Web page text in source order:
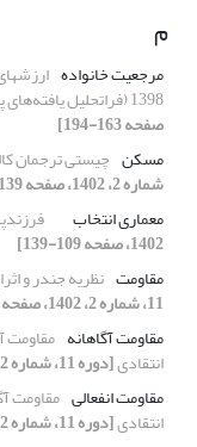
م
مرجعیت خانواده
1398 (فراتحلیل یافته‌های پیمایش های ملی)
صفحه 163-194]
مسکن چیستی ترجمان
شماره 2، 1402، صفحه 139-162]
معماری انتخاب
1402، صفحه 109-139]
مقاومت نظریه جندر و
11، شماره 2، 1402، صفحه 77-107]
مقاومت آگاهانه مقاومت
انتقادی[دوره 11، شماره 2، 1402، صفحه 11-45]
مقاومت انفعالی مقاومت
انتقادی[دوره 11، شماره 2، 1402، صفحه 11-45]